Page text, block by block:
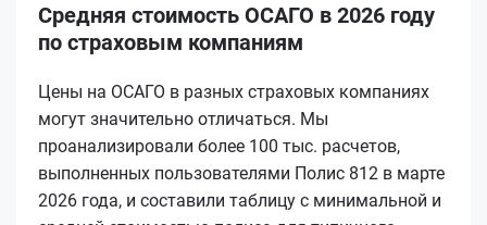
Средняя стоимость ОСАГО в 2026 году
по страховым компаниям
Цены на ОСАГО в разных страховых компаниях
могут значительно отличаться. Мы
проанализировали более 100 тыс. расчетов,
выполненных пользователями Полис 812 в марте
2026 года, и составили таблицу с минимальной и